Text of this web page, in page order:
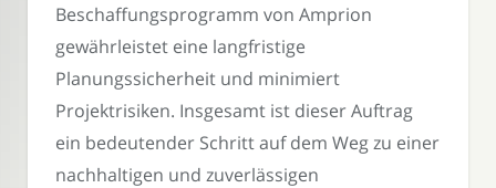
Beschaffungsprogramm von Amprion
gewährleistet eine langfristige
Planungssicherheit und minimiert
Projektrisiken. Insgesamt ist dieser Auftrag
ein bedeutender Schritt auf dem Weg zu einer
nachhaltigen und zuverlässigen